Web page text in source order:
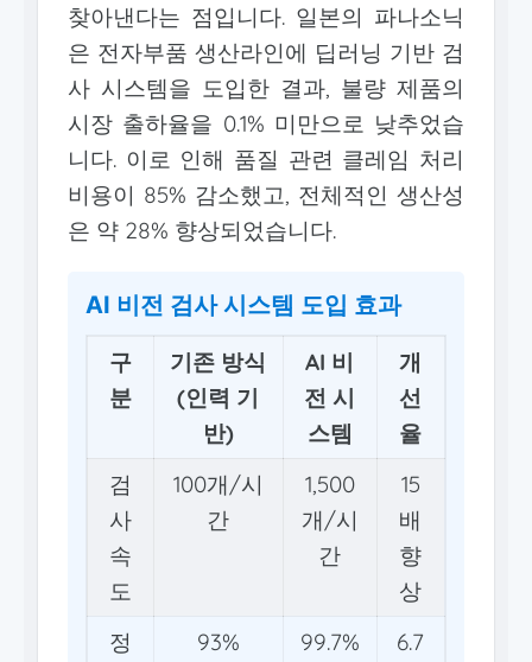
찾아낸다는 점입니다. 일본의 파나소닉
은 전자부품 생산라인에 딥러닝 기반 검
사 시스템을 도입한 결과, 불량 제품의
시장 출하율을 0.1% 미만으로 낮추었습
니다. 이로 인해 품질 관련 클레임 처리
비용이 85% 감소했고, 전체적인 생산성
은 약 28% 향상되었습니다.
AI 비전 검사 시스템 도입 효과
구
분
기존 방식
(인력 기
반)
AI 비
전 시
스템
개
선
율
검
사
속
도
100개/시
간
1,500
개/시
간
15
배
향
상
정
93% 99.7%
6.7